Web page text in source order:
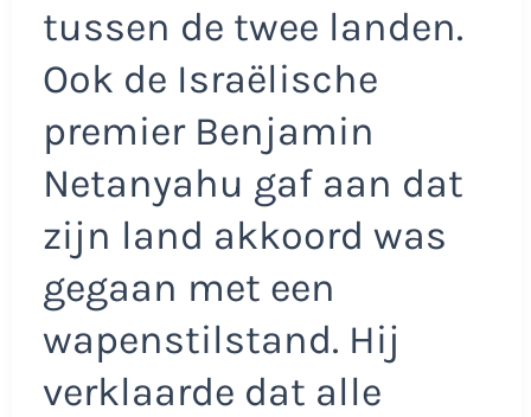
tussen de twee landen.
Ook de Israëlische
premier Benjamin
Netanyahu gaf aan dat
zijn land akkoord was
gegaan met een
wapenstilstand. Hij
verklaarde dat alle